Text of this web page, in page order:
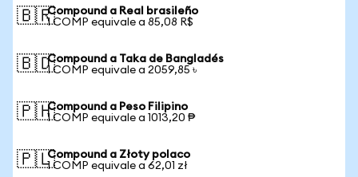
🇧🇷Compound a Real brasileño
1 COMP equivale a 85,08 R$
🇧🇩Compound a Taka de Bangladés
1 COMP equivale a 2059,85 ৳
🇵🇭Compound a Peso Filipino
1 COMP equivale a 1013,20 ₱
🇵🇱Compound a Złoty polaco
1 COMP equivale a 62,01 zł